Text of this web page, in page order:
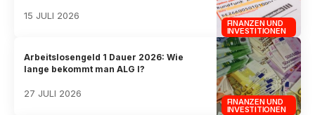
FINANZEN UND
INVESTITIONEN
15 JULI 2026
FINANZEN UND
INVESTITIONEN
Arbeitslosengeld 1 Dauer 2026: Wie
lange bekommt man ALG I?
27 JULI 2026